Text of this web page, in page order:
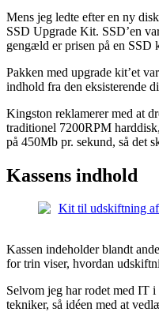
Mens jeg ledte efter en ny
SSD Upgrade Kit. SSD’en
gengæld er prisen på en SSD
Pakken med upgrade kit’et
indhold fra den eksisterende
Kingston reklamerer med at
traditionel 7200RPM
på 450Mb pr. sekund, så det
Kassens indhold
Kassen indeholder blandt
for trin viser, hvordan
Selvom jeg har rodet med IT
tekniker, så idéen med at